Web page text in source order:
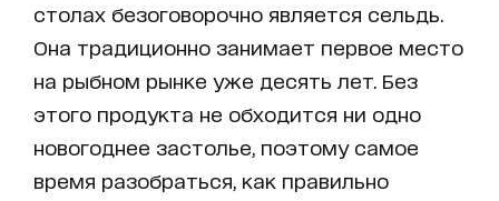
столах безоговорочно является сельдь.
Она традиционно занимает первое место
на рыбном рынке уже десять лет. Без
этого продукта не обходится ни одно
новогоднее застолье, поэтому самое
время разобраться, как правильно